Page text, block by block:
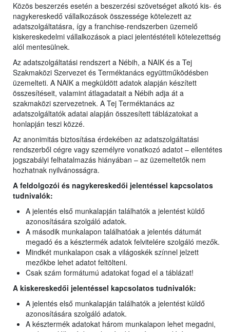
Közös beszerzés esetén a beszerzési szövetséget alkotó kis- és
nagykereskedő vállalkozások összessége kötelezett az
adatszolgáltatásra, így a franchise-rendszerben üzemelő
kiskereskedelmi vállalkozások a piaci jelentéstételi kötelezettség
alól mentesülnek.
Az adatszolgáltatási rendszert a Nébih, a NAIK és a Tej
Szakmaközi Szervezet és Terméktanács együttműködésben
üzemelteti. A NAIK a megküldött adatok alapján készített
összesítéseit, valamint átlagadatait a Nébih adja át a
szakmaközi szervezetnek. A Tej Terméktanács az
adatszolgáltatók adatai alapján összesített táblázatokat a
honlapján teszi közzé.
Az anonimitás biztosítása érdekében az adatszolgáltatási
rendszerből cégre vagy személyre vonatkozó adatot – ellentétes
jogszabályi felhatalmazás hiányában – az üzemeltetők nem
hozhatnak nyilvánosságra.
A feldolgozói és nagykereskedői jelentéssel kapcsolatos
tudnivalók:
A jelentés első munkalapján találhatók a jelentést küldő
azonosítására szolgáló adatok.
A második munkalapon találhatóak a jelentés dátumát
megadó és a késztermék adatok felvitelére szolgáló mezők.
Mindkét munkalapon csak a világoskék színnel jelzett
mezőkbe lehet adatot feltölteni.
Csak szám formátumú adatokat fogad el a táblázat!
A kiskereskedői jelentéssel kapcsolatos tudnivalók:
A jelentés első munkalapján találhatók a jelentést küldő
azonosítására szolgáló adatok.
A késztermék adatokat három munkalapon lehet megadni,